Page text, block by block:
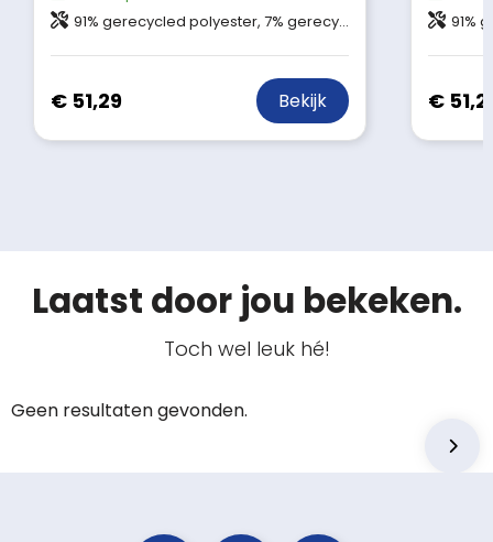
91% gerecycled polyester, 7% gerecycled TPU, 2% elastaan
€ 51,29 Bekijk
91%
€
Laatst door jou bekeken.
Toch wel leuk hé!
Geen resultaten gevonden.